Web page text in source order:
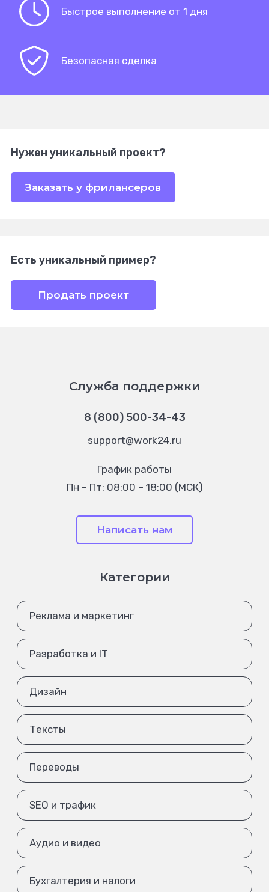
Быстрое выполнение от 1 дня
Безопасная сделка
Нужен уникальный проект?
Заказать у фрилансеров
Есть уникальный пример?
Продать проект
Служба поддержки
8 (800) 500-34-43
support@work24.ru
График работы
Пн – Пт: 08:00 – 18:00 (МСК)
Написать нам
Категории
Реклама и маркетинг
Разработка и IT
Дизайн
Тексты
Переводы
SEO и трафик
Аудио и видео
Бухгалтерия и налоги